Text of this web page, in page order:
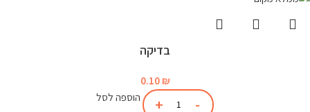
בדיקה
0.10 ₪
הוספה לסל